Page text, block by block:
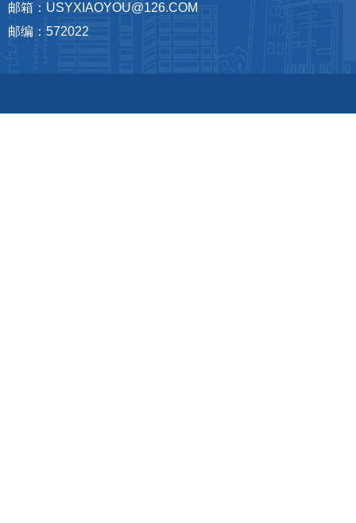
邮箱：USYXIAOYOU@126.COM
邮编：572022